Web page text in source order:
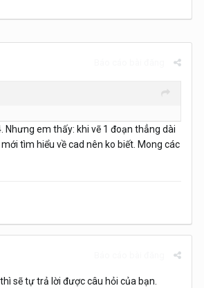
Nhưng em thấy: khi vẽ 1 đoạn thẳng dài
tìm hiểu về cad nên ko biết. Mong các
sẽ tự trả lời được câu hỏi của bạn.